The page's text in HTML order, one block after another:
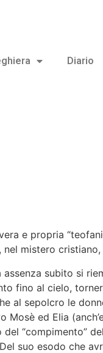
Diario
e propria
nel mistero
subito si
fino al cielo,
al sepolcro le
ed Elia
“compimento”
suo esodo che